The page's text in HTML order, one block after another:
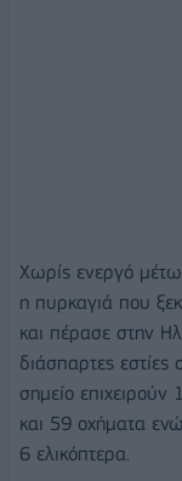
Χωρίς ενεργό
η πυρκαγιά που
και πέρασε στην
διάσπαρτες εστίες
σημείο
και 59 οχήματα
6 ελικόπτερα.